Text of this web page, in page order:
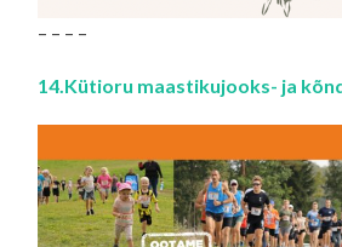
– – – –
14.Kütioru maastikujooks- ja